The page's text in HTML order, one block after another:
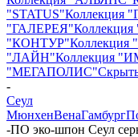
"STATUS"Коллекция
"ГАЛЕРЕЯ"
"КОНТУР"
"ЛАЙН"Коллекция
"МЕГАПОЛИС"
-
Сеул
МюнхенВенаГамбург
-ПО эко-шпон Сеул